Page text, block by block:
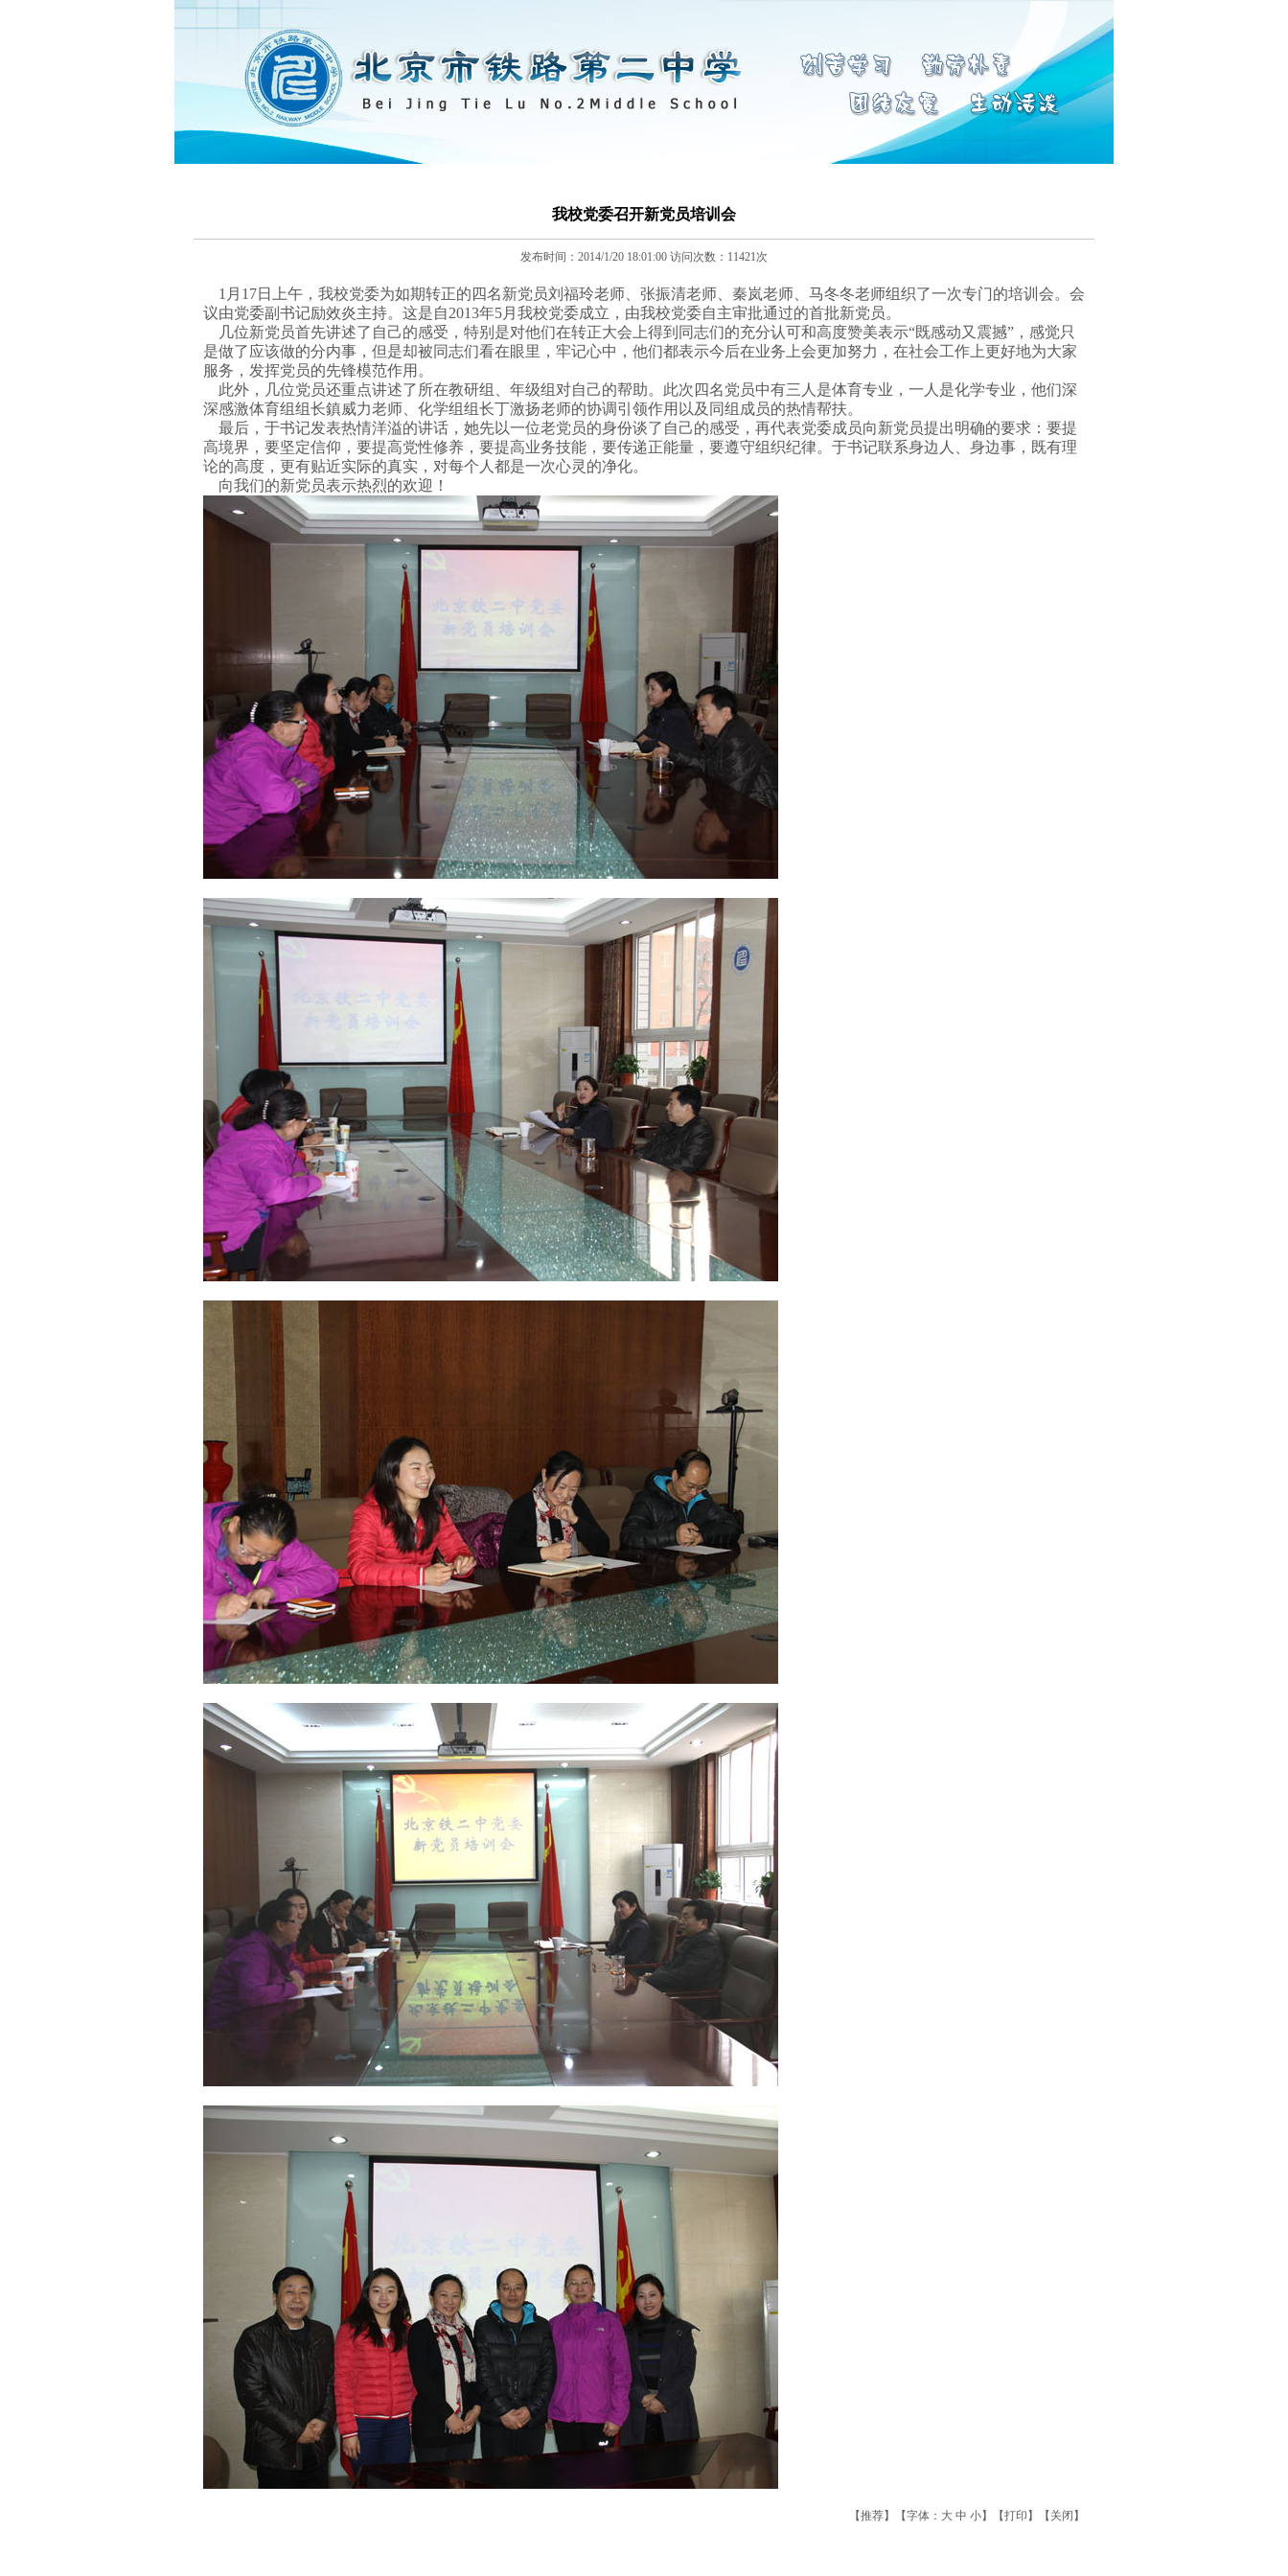
我校党委召开新党员培训会
发布时间： 2014/1/20 18:01:00 访问次数： 11421次
1月17日上午，我校党委为如期转正的四名新党员刘福玲老师、张振清老师、秦岚老师、马冬冬老师组织了一次专门的培训会。会
议由党委副书记励效炎主持。这是自2013年5月我校党委成立，由我校党委自主审批通过的首批新党员。
几位新党员首先讲述了自己的感受，特别是对他们在转正大会上得到同志们的充分认可和高度赞美表示“既感动又震撼”，感觉只
是做了应该做的分内事，但是却被同志们看在眼里，牢记心中，他们都表示今后在业务上会更加努力，在社会工作上更好地为大家
服务，发挥党员的先锋模范作用。
此外，几位党员还重点讲述了所在教研组、年级组对自己的帮助。此次四名党员中有三人是体育专业，一人是化学专业，他们深
深感激体育组组长鎮威力老师、化学组组长丁激扬老师的协调引领作用以及同组成员的热情帮扶。
最后，于书记发表热情洋溢的讲话，她先以一位老党员的身份谈了自己的感受，再代表党委成员向新党员提出明确的要求：要提
高境界，要坚定信仰，要提高党性修养，要提高业务技能，要传递正能量，要遵守组织纪律。于书记联系身边人、身边事，既有理
论的高度，更有贴近实际的真实，对每个人都是一次心灵的净化。
向我们的新党员表示热烈的欢迎！
【推荐】【字体： 大 中 小】【打印 】【 关闭 】